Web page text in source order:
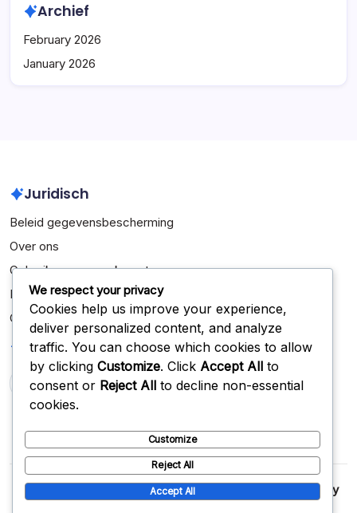
Archief
February 2026
January 2026
Juridisch
Beleid gegevensbescherming
Over ons
Gebruikersovereenkomst
Bereik ons
Cookies en tracking
Zoeken
Copyright 2026 — scottdrost.nl. All rights reserved.
Blogsy
We respect your privacy
Cookies help us improve your experience,
deliver personalized content, and analyze
traffic. You can choose which cookies to allow
by clicking Customize. Click Accept All to
consent or Reject All to decline non-essential
cookies.
Customize
Reject All
Accept All